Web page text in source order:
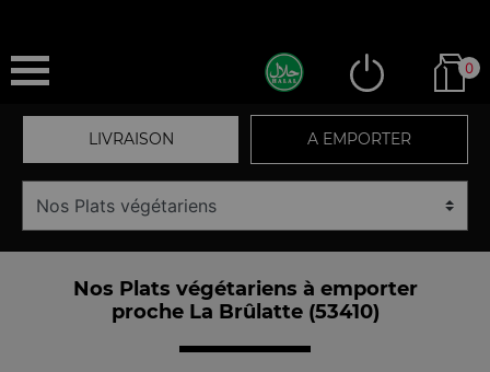
0
LIVRAISON A EMPORTER
Nos Plats végétariens à emporter
proche La Brûlatte (53410)